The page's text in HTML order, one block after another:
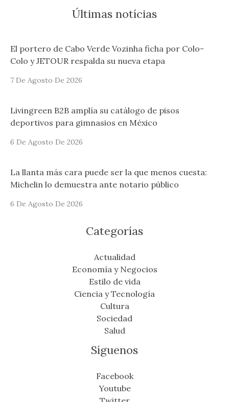
Últimas notícias
El portero de Cabo Verde Vozinha ficha por Colo-
Colo y JETOUR respalda su nueva etapa
7 De Agosto De 2026
Livingreen B2B amplía su catálogo de pisos
deportivos para gimnasios en México
6 De Agosto De 2026
La llanta más cara puede ser la que menos cuesta:
Michelin lo demuestra ante notario público
6 De Agosto De 2026
Categorías
Actualidad
Economía y Negocios
Estilo de vida
Ciencia y Tecnología
Cultura
Sociedad
Salud
Síguenos
Facebook
Youtube